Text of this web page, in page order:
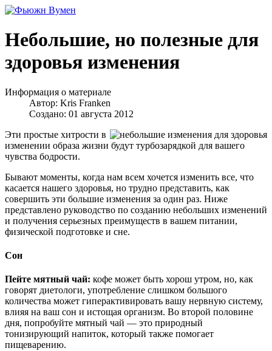
Небольшие, но полезные для
здоровья изменения
Информация о материале
Автор: Kris Franken
Создано: 01 августа 2012
Эти простые хитрости в
изменении образа жизни будут турбозарядкой для вашего
чувства бодрости.
Бывают моменты, когда нам всем хочется изменить все, что
касается нашего здоровья, но трудно представить, как
совершить эти большие изменения за один раз. Ниже
представлено руководство по созданию небольших изменений
и получения серьезных преимуществ в вашем питании,
физической подготовке и сне.
Сон
Пейте мятный чай: кофе может быть хорош утром, но, как
говорят диетологи, употребление слишком большого
количества может гиперактивировать вашу нервную систему,
влияя на ваш сон и истощая организм. Во второй половине
дня, попробуйте мятный чай — это природный
тонизирующий напиток, который также помогает
пищеварению.